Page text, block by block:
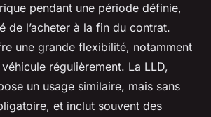
pendant une période définie,
de l’acheter à la fin du contrat.
une grande flexibilité, notamment
régulièrement. La LLD,
un usage similaire, mais sans
et inclut souvent des